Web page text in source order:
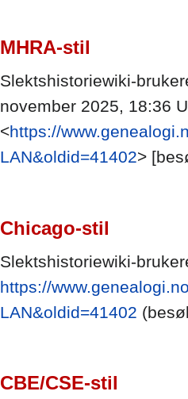
MHRA-stil
Slektshistoriewiki-
november 2025, 18:36
<https://
LAN&oldid=41402>
Chicago-stil
Slektshistoriewiki-
https://
LAN&oldid=41402
CBE/CSE-stil